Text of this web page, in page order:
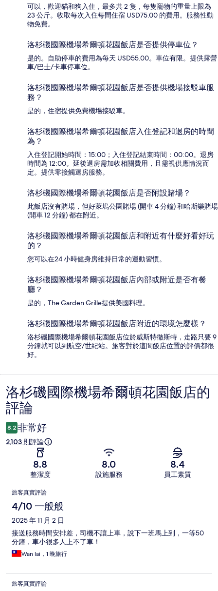
可以，歡迎貓和狗入住，最多共 2 隻，每隻寵物的重量上限為
23 公斤。收取每次入住每間住宿 USD75.00 的費用。服務性動
物免費。
洛杉磯國際機場希爾頓花園飯店是否提供停車位？
是的。自助停車的費用為每天 USD55.00。車位有限。提供露營
車/巴士/卡車停車位。
洛杉磯國際機場希爾頓花園飯店是否提供機場接駁車服
務？
是的，住宿提供免費機場接駁車。
洛杉磯國際機場希爾頓花園飯店入住登記和退房的時間
為？
入住登記開始時間：15:00；入住登記結束時間：00:00。退房
時間為 12:00。延後退房需加收相關費用，且需視供應情況而
定。提供零接觸退房服務。
洛杉磯國際機場希爾頓花園飯店是否附設賭場？
此飯店沒有賭場，但好萊塢公園賭場 (開車 4 分鐘) 和哈斯樂賭場
(開車 12 分鐘) 都在附近。
洛杉磯國際機場希爾頓花園飯店和附近有什麼好看好玩
的？
您可以在24 小時健身房維持日常的運動習慣。
洛杉磯國際機場希爾頓花園飯店內部或附近是否有餐
廳？
是的，The Garden Grille提供美國料理。
洛杉磯國際機場希爾頓花園飯店附近的環境怎麼樣？
洛杉磯國際機場希爾頓花園飯店位於威斯特徹斯特，走路只要 9
分鐘就可以到航空/世紀站。旅客對於這間飯店位置的評價都很
好。
評
論
洛杉磯國際機場希爾頓花園飯店的
評論
8.2 非常好
2,103 則評論
8.8
整潔度
8.0
設施服務
8.4
員工素質
評
論
旅客真實評論
4/10 一般般
2025 年 11 月 2 日
接送服務時間安排差，司機不讓上車，說下一班馬上到，一等50
分鐘，車小很多人上不了車！
Wan lai，1 晚旅行
旅客真實評論